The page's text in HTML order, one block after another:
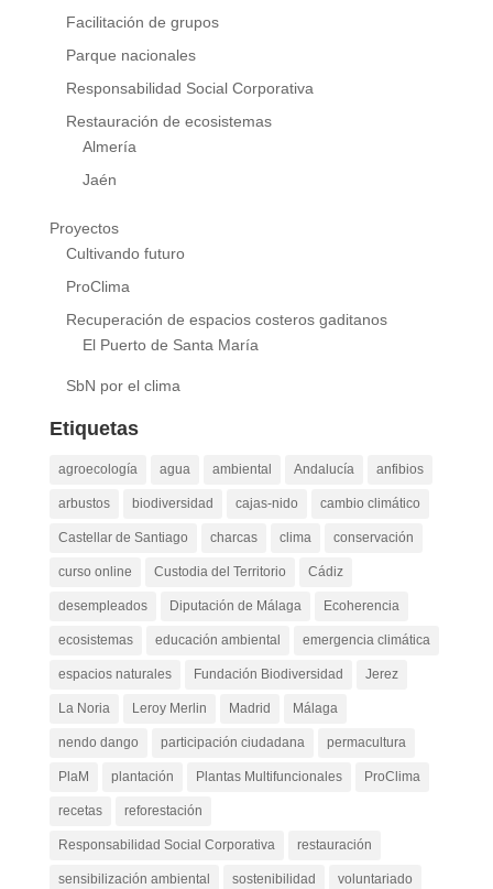
Facilitación de grupos
Parque nacionales
Responsabilidad Social Corporativa
Restauración de ecosistemas
Almería
Jaén
Proyectos
Cultivando futuro
ProClima
Recuperación de espacios costeros gaditanos
El Puerto de Santa María
SbN por el clima
Etiquetas
agroecología agua ambiental Andalucía anfibios
arbustos biodiversidad cajas-nido cambio climático
Castellar de Santiago charcas clima conservación
curso online Custodia del Territorio Cádiz
desempleados Diputación de Málaga Ecoherencia
ecosistemas educación ambiental emergencia climática
espacios naturales Fundación Biodiversidad Jerez
La Noria Leroy Merlin Madrid Málaga
nendo dango participación ciudadana permacultura
PlaM plantación Plantas Multifuncionales ProClima
recetas reforestación
Responsabilidad Social Corporativa restauración
sensibilización ambiental sostenibilidad voluntariado